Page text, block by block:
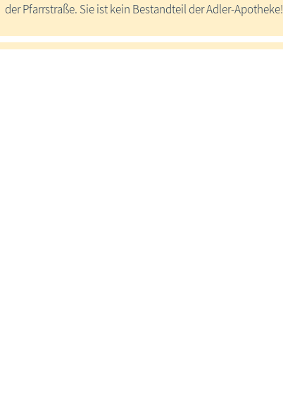
der Pfarrstraße. Sie ist kein Bestandteil der Adler-Apotheke!